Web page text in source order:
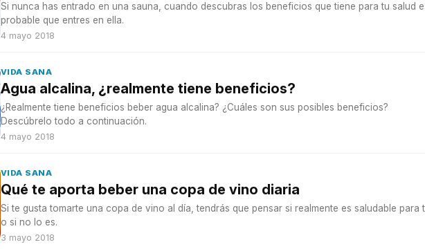
Si nunca has entrado en una sauna, cuando descubras los beneficios que tiene para tu salud
probable que entres en ella.
4 mayo 2018
VIDA SANA
Agua alcalina, ¿realmente tiene beneficios?
¿Realmente tiene beneficios beber agua alcalina? ¿Cuáles son sus posibles beneficios?
Descúbrelo todo a continuación.
4 mayo 2018
VIDA SANA
Qué te aporta beber una copa de vino diaria
Si te gusta tomarte una copa de vino al día, tendrás que pensar si realmente es saludable para
o si no lo es.
3 mayo 2018